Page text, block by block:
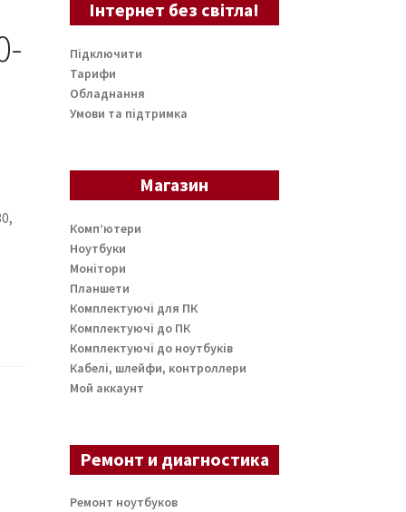
Інтернет без світла!
Підключити
Тарифи
Обладнання
Умови та підтримка
Магазин
Комп’ютери
Ноутбуки
Монітори
Планшети
Комплектуючі для ПК
Комплектуючі до ПК
Комплектуючі до ноутбуків
Кабелі, шлейфи, контроллери
Мой аккаунт
Ремонт и диагностика
Ремонт ноутбуков